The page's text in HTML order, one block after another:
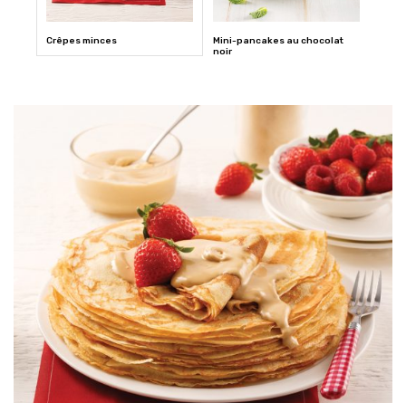
Crêpes minces
Mini-pancakes au chocolat
noir